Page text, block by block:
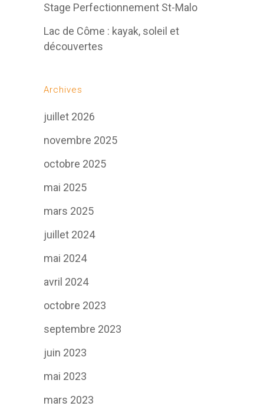
Stage Perfectionnement St-Malo
Lac de Côme : kayak, soleil et
découvertes
Archives
juillet 2026
novembre 2025
octobre 2025
mai 2025
mars 2025
juillet 2024
mai 2024
avril 2024
octobre 2023
septembre 2023
juin 2023
mai 2023
mars 2023